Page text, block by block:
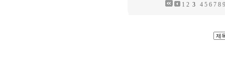
1 2 3 4 5 6 7 8 9